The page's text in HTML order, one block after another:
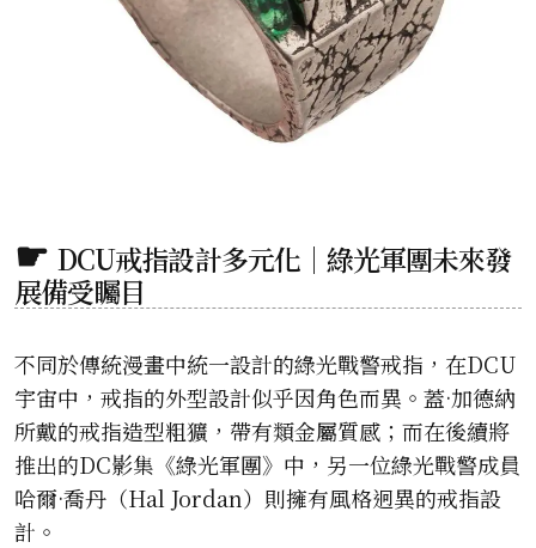
DCU戒指設計多元化｜綠光軍團未來發
展備受矚目
不同於傳統漫畫中統一設計的綠光戰警戒指，在DCU
宇宙中，戒指的外型設計似乎因角色而異。蓋·加德納
所戴的戒指造型粗獷，帶有類金屬質感；而在後續將
推出的DC影集《綠光軍團》中，另一位綠光戰警成員
哈爾·喬丹（Hal Jordan）則擁有風格迥異的戒指設
計。